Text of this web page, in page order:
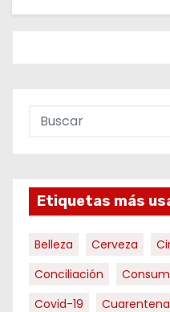
Etiquetas más
Belleza Cerveza
Conciliación
Covid-19
Cuarentena